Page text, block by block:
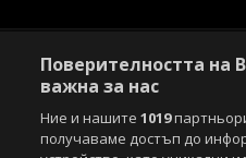
Copyright © 2007-2026 Агенция
Поверителността на
важна за нас
Ние и нашите1019
получаваме достъп до